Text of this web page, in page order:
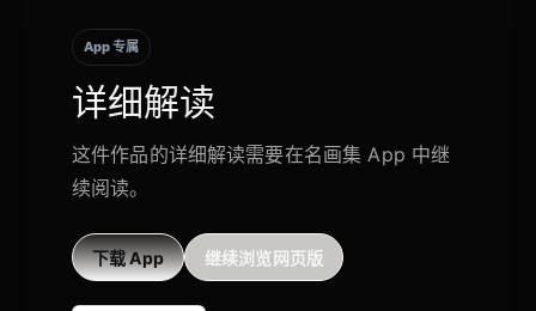
App 专属
详细解读
这件作品的详细解读需要在名画集 App 中继
续阅读。
下载 App 继续浏览网页版